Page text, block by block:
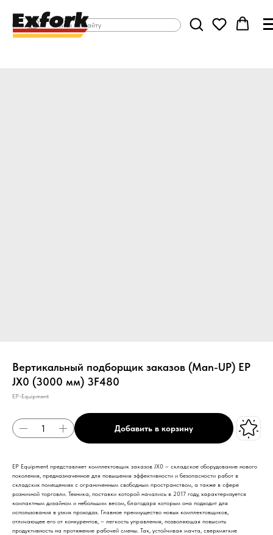
Вертикальный подборщик заказов (Man-UP) EP
JX0 (3000 мм) 3F480
EP-Equipment
Добавить в корзину
EP Equipment представляет комплектовщик заказов JX0 – складское оборудование нового
поколения, предназначенное для повышения эффективности и безопасности работ в
складских помещениях с ограниченным свободным пространством, а также в сфере
розничной торговли. Техника, поставки которой начались в 2017 году, характеризуется
компактным дизайном и небольшим весом, благодаря которым она подходит для
использования в узких проходах. Главное преимущество новых комплектовщиков,
отличающее его от конкурентов, – легкость управления, позволяющая повысить
продуктивность на протяжение рабочей смены. Так, устойчивая мачта, сверхмягкие